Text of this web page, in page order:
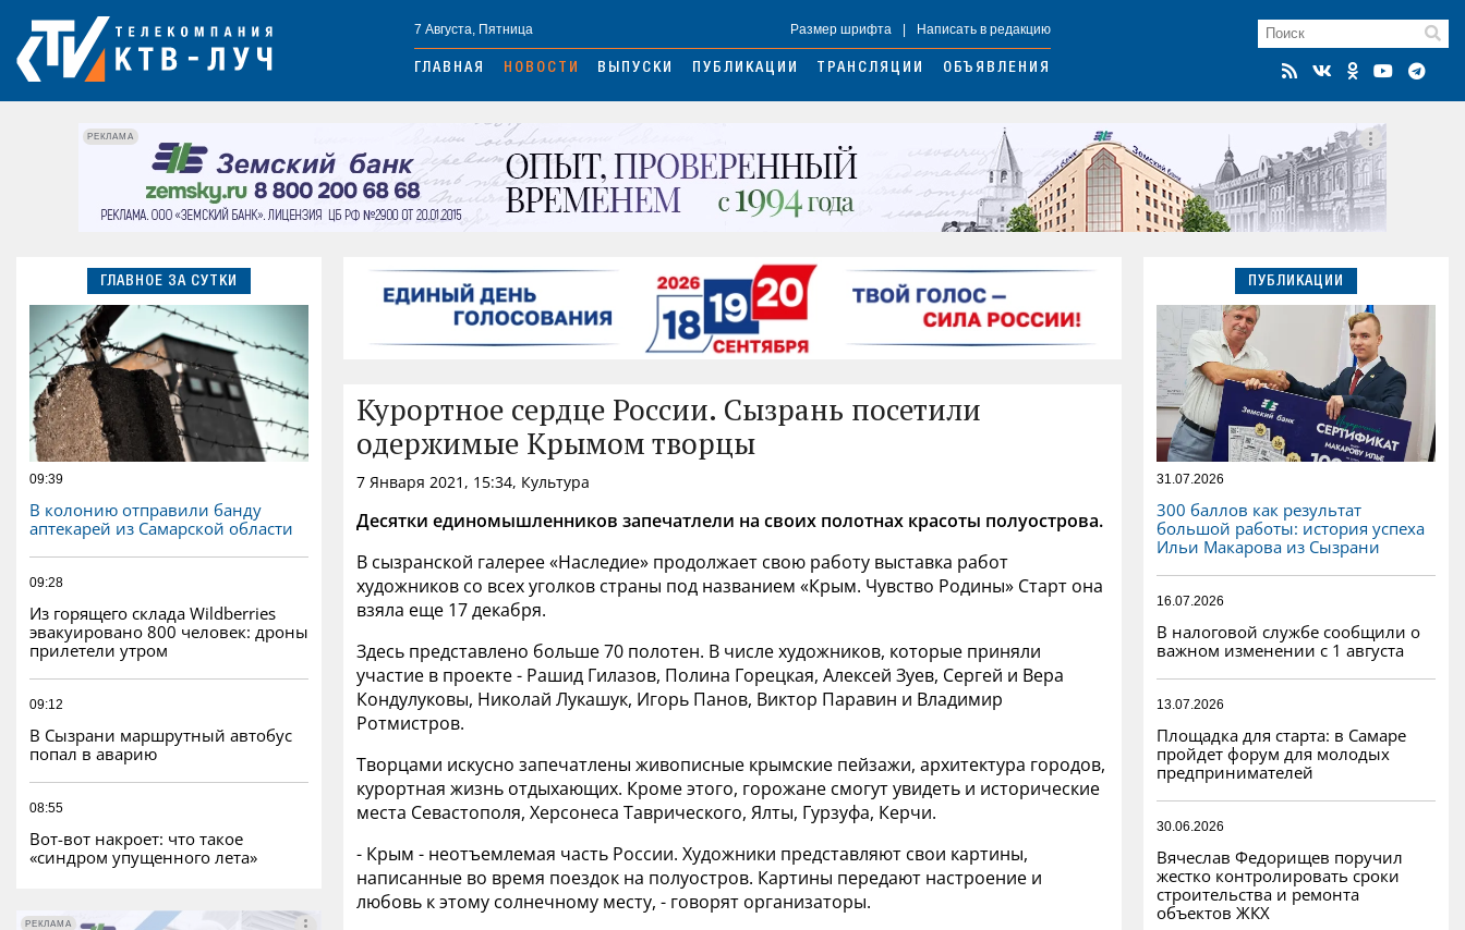
7 Августа, Пятница Размер шрифта Написать в редакцию
ГЛАВНАЯ НОВОСТИ ВЫПУСКИ ПУБЛИКАЦИИ ТРАНСЛЯЦИИ ОБЪЯВЛЕНИЯ
РЕКЛАМА
ГЛАВНОЕ ЗА СУТКИ
09:39
В колонию отправили банду
аптекарей из Самарской области
09:28
Из горящего склада Wildberries
эвакуировано 800 человек: дроны
прилетели утром
09:12
В Сызрани маршрутный автобус
попал в аварию
08:55
Вот-вот накроет: что такое
«синдром упущенного лета»
РЕКЛАМА
РЕКЛАМА
Курортное сердце России. Сызрань посетили
одержимые Крымом творцы
7 Января 2021, 15:34, Культура
Десятки единомышленников запечатлели на своих полотнах красоты полуострова.
В сызранской галерее «Наследие» продолжает свою работу выставка работ
художников со всех уголков страны под названием «Крым. Чувство Родины» Старт она
взяла еще 17 декабря.
Здесь представлено больше 70 полотен. В числе художников, которые приняли
участие в проекте - Рашид Гилазов, Полина Горецкая, Алексей Зуев, Сергей и Вера
Кондулуковы, Николай Лукашук, Игорь Панов, Виктор Паравин и Владимир
Ротмистров.
Творцами искусно запечатлены живописные крымские пейзажи, архитектура городов,
курортная жизнь отдыхающих. Кроме этого, горожане смогут увидеть и исторические
места Севастополя, Херсонеса Таврического, Ялты, Гурзуфа, Керчи.
- Крым - неотъемлемая часть России. Художники представляют свои картины,
написанные во время поездок на полуостров. Картины передают настроение и
любовь к этому солнечному месту, - говорят организаторы.
ПУБЛИКАЦИИ
31.07.2026
300 баллов как результат
большой работы: история успеха
Ильи Макарова из Сызрани
16.07.2026
В налоговой службе сообщили о
важном изменении с 1 августа
13.07.2026
Площадка для старта: в Самаре
пройдет форум для молодых
предпринимателей
30.06.2026
Вячеслав Федорищев поручил
жестко контролировать сроки
строительства и ремонта
объектов ЖКХ